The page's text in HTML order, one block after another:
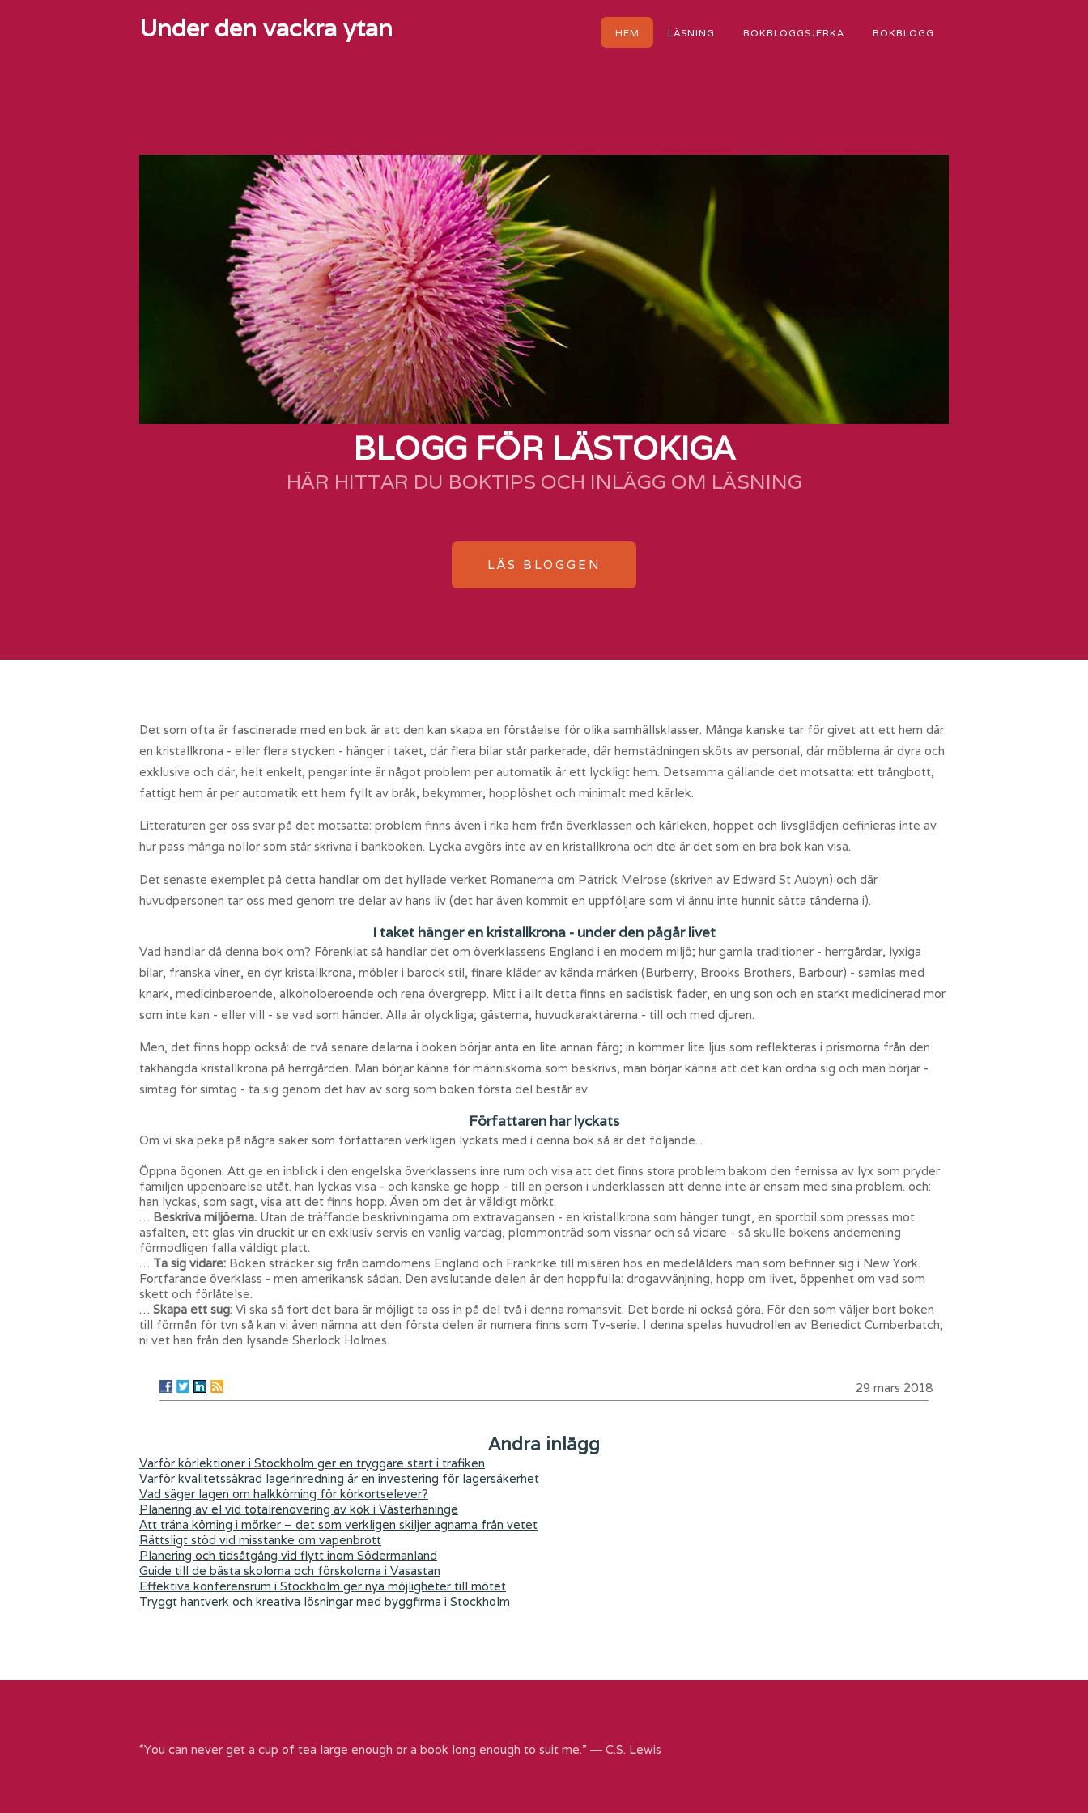
Under den vackra ytan HEM LÄSNING BOKBLOGGSJERKA BOKBLOGG
BLOGG FÖR LÄSTOKIGA
HÄR HITTAR DU BOKTIPS OCH INLÄGG OM LÄSNING
LÄS BLOGGEN
Det som ofta är fascinerade med en bok är att den kan skapa en förståelse för olika samhällsklasser. Många kanske tar för givet att ett hem där
en kristallkrona - eller flera stycken - hänger i taket, där flera bilar står parkerade, där hemstädningen sköts av personal, där möblerna är dyra och
exklusiva och där, helt enkelt, pengar inte är något problem per automatik är ett lyckligt hem. Detsamma gällande det motsatta: ett trångbott,
fattigt hem är per automatik ett hem fyllt av bråk, bekymmer, hopplöshet och minimalt med kärlek.
Litteraturen ger oss svar på det motsatta: problem finns även i rika hem från överklassen och kärleken, hoppet och livsglädjen definieras inte av
hur pass många nollor som står skrivna i bankboken. Lycka avgörs inte av en kristallkrona och dte är det som en bra bok kan visa.
Det senaste exemplet på detta handlar om det hyllade verket Romanerna om Patrick Melrose (skriven av Edward St Aubyn) och där
huvudpersonen tar oss med genom tre delar av hans liv (det har även kommit en uppföljare som vi ännu inte hunnit sätta tänderna i).
I taket hänger en kristallkrona - under den pågår livet
Vad handlar då denna bok om? Förenklat så handlar det om överklassens England i en modern miljö; hur gamla traditioner - herrgårdar, lyxiga
bilar, franska viner, en dyr kristallkrona, möbler i barock stil, finare kläder av kända märken (Burberry, Brooks Brothers, Barbour) - samlas med
knark, medicinberoende, alkoholberoende och rena övergrepp. Mitt i allt detta finns en sadistisk fader, en ung son och en starkt medicinerad mor
som inte kan - eller vill - se vad som händer. Alla är olyckliga; gästerna, huvudkaraktärerna - till och med djuren.
Men, det finns hopp också: de två senare delarna i boken börjar anta en lite annan färg; in kommer lite ljus som reflekteras i prismorna från den
takhängda kristallkrona på herrgården. Man börjar känna för människorna som beskrivs, man börjar känna att det kan ordna sig och man börjar -
simtag för simtag - ta sig genom det hav av sorg som boken första del består av.
Författaren har lyckats
Om vi ska peka på några saker som författaren verkligen lyckats med i denna bok så är det följande...
Öppna ögonen. Att ge en inblick i den engelska överklassens inre rum och visa att det finns stora problem bakom den fernissa av lyx som pryder
familjen uppenbarelse utåt. han lyckas visa - och kanske ge hopp - till en person i underklassen att denne inte är ensam med sina problem. och:
han lyckas, som sagt, visa att det finns hopp. Även om det är väldigt mörkt.
… Beskriva miljöerna. Utan de träffande beskrivningarna om extravagansen - en kristallkrona som hänger tungt, en sportbil som pressas mot
asfalten, ett glas vin druckit ur en exklusiv servis en vanlig vardag, plommonträd som vissnar och så vidare - så skulle bokens andemening
förmodligen falla väldigt platt.
… Ta sig vidare: Boken sträcker sig från barndomens England och Frankrike till misären hos en medelålders man som befinner sig i New York.
Fortfarande överklass - men amerikansk sådan. Den avslutande delen är den hoppfulla: drogavvänjning, hopp om livet, öppenhet om vad som
skett och förlåtelse.
… Skapa ett sug: Vi ska så fort det bara är möjligt ta oss in på del två i denna romansvit. Det borde ni också göra. För den som väljer bort boken
till förmån för tvn så kan vi även nämna att den första delen är numera finns som Tv-serie. I denna spelas huvudrollen av Benedict Cumberbatch;
ni vet han från den lysande Sherlock Holmes.
29 mars 2018
Andra inlägg
Varför körlektioner i Stockholm ger en tryggare start i trafiken
Varför kvalitetssäkrad lagerinredning är en investering för lagersäkerhet
Vad säger lagen om halkkörning för körkortselever?
Planering av el vid totalrenovering av kök i Västerhaninge
Att träna körning i mörker – det som verkligen skiljer agnarna från vetet
Rättsligt stöd vid misstanke om vapenbrott
Planering och tidsåtgång vid flytt inom Södermanland
Guide till de bästa skolorna och förskolorna i Vasastan
Effektiva konferensrum i Stockholm ger nya möjligheter till mötet
Tryggt hantverk och kreativa lösningar med byggfirma i Stockholm
“You can never get a cup of tea large enough or a book long enough to suit me.” ― C.S. Lewis